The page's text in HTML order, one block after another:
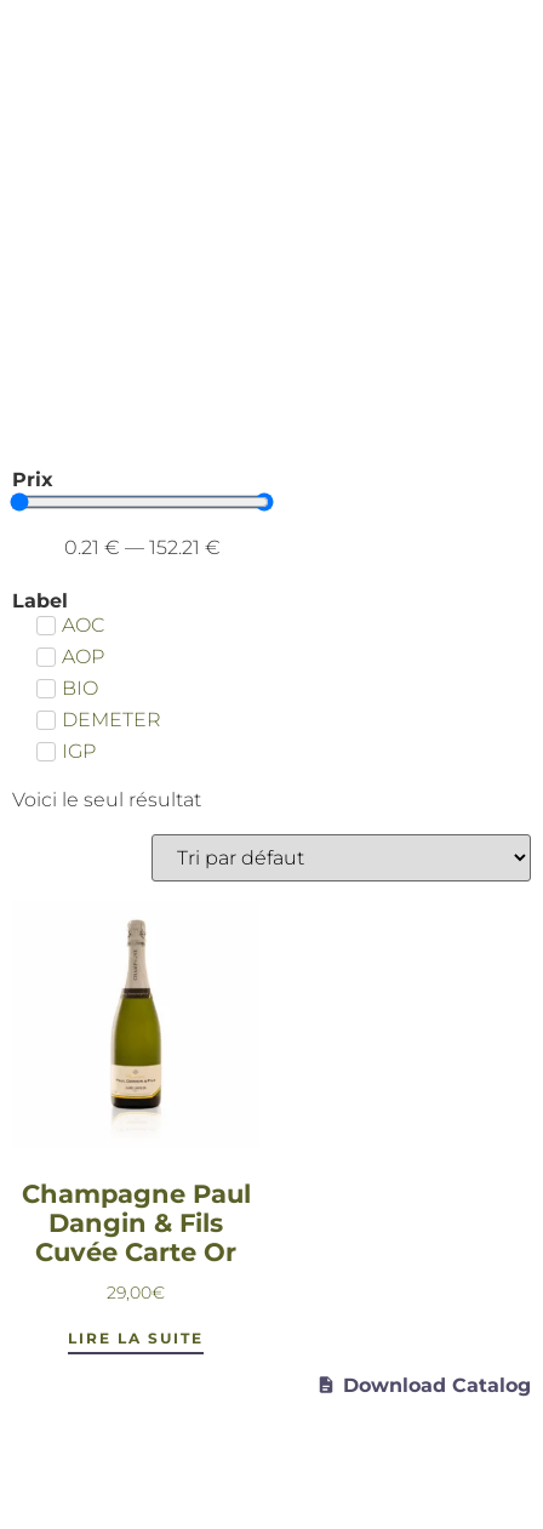
Prix
0.21 € — 152.21 €
Label
AOC
AOP
BIO
DEMETER
IGP
Voici le seul résultat
Champagne Paul
Dangin & Fils
Cuvée Carte Or
29,00€
LIRE LA SUITE
Download Catalog